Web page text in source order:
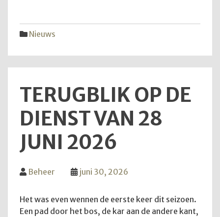
Nieuws
TERUGBLIK OP DE
DIENST VAN 28
JUNI 2026
Beheer juni 30, 2026
Het was even wennen de eerste keer dit seizoen.
Een pad door het bos, de kar aan de andere kant,